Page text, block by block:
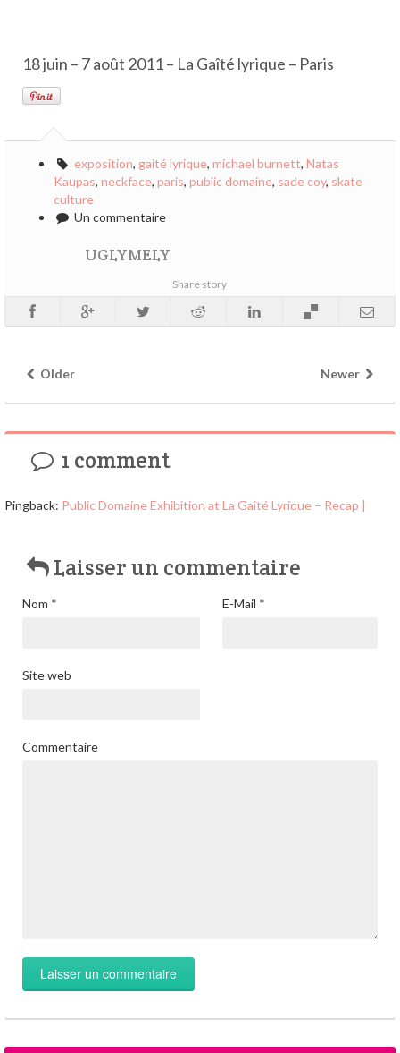
18 juin – 7 août 2011 – La Gaîté lyrique – Paris
exposition, gaité lyrique, michael burnett, Natas
Kaupas, neckface, paris, public domaine, sade coy, skate
culture
Un commentaire
UGLYMELY
Share story
Older Newer
1 comment
Pingback: Public Domaine Exhibition at La Gaîté Lyrique – Recap |
Laisser un commentaire
Nom * E-Mail *
Site web
Commentaire